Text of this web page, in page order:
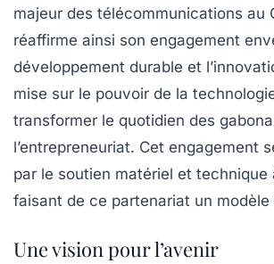
majeur des télécommunications au
réaffirme ainsi son engagement
développement durable et
mise sur le pouvoir de la
transformer le quotidien des
l’entrepreneuriat. Cet engagement
par le soutien matériel et technique
faisant de ce partenariat un modèle
Une vision pour l’avenir